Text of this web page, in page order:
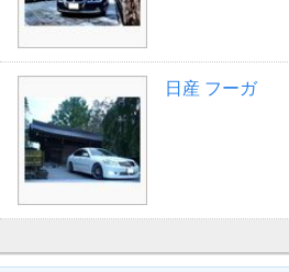
日産 フーガ